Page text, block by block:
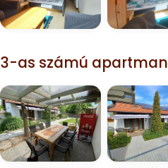
3-as számú apartman